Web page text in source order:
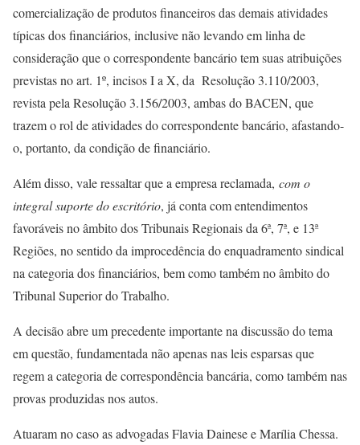
comercialização de produtos financeiros das demais atividades
típicas dos financiários, inclusive não levando em linha de
consideração que o correspondente bancário tem suas atribuições
previstas no art. 1º, incisos I a X, da Resolução 3.110/2003,
revista pela Resolução 3.156/2003, ambas do BACEN, que
trazem o rol de atividades do correspondente bancário, afastando-
o, portanto, da condição de financiário.
Além disso, vale ressaltar que a empresa reclamada, com o
integral suporte do escritório, já conta com entendimentos
favoráveis no âmbito dos Tribunais Regionais da 6ª, 7ª, e 13ª
Regiões, no sentido da improcedência do enquadramento sindical
na categoria dos financiários, bem como também no âmbito do
Tribunal Superior do Trabalho.
A decisão abre um precedente importante na discussão do tema
em questão, fundamentada não apenas nas leis esparsas que
regem a categoria de correspondência bancária, como também nas
provas produzidas nos autos.
Atuaram no caso as advogadas Flavia Dainese e Marília Chessa.